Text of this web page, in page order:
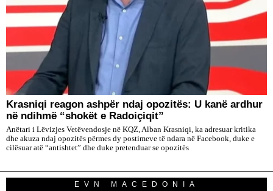
​Krasniqi reagon ashpër ndaj opozitës: U kanë ardhur
në ndihmë “shokët e Radoiçiqit”
Anëtari i Lëvizjes Vetëvendosje në KQZ, Alban Krasniqi, ka adresuar kritika
dhe akuza ndaj opozitës përmes dy postimeve të ndara në Facebook, duke e
cilësuar atë “antishtet” dhe duke pretenduar se opozitës
EVN MACEDONIA